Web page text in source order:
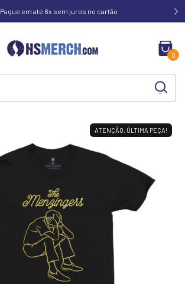
Pague em até 6x sem juros no cartão
0
ATENÇÃO, ÚLTIMA PEÇA!